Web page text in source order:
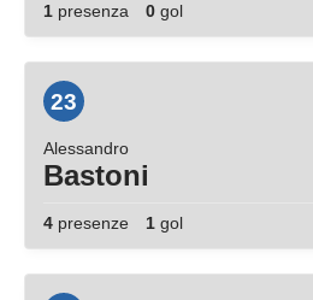
1 presenza 0 gol
23
Alessandro
Bastoni
4 presenze 1 gol